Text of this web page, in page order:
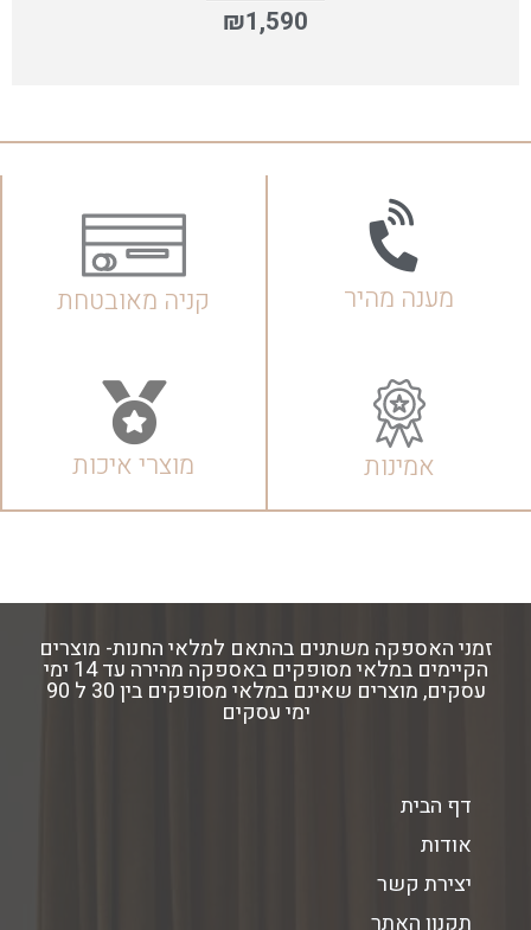
₪1,590
מענה מהיר קניה מאובטחת
אמינות מוצרי איכות
זמני האספקה משתנים בהתאם למלאי החנות- מוצרים
הקיימים במלאי מסופקים באספקה מהירה עד 14 ימי
עסקים, מוצרים שאינם במלאי מסופקים בין 30 ל 90
ימי עסקים
דף הבית
אודות
יצירת קשר
תקנון האתר